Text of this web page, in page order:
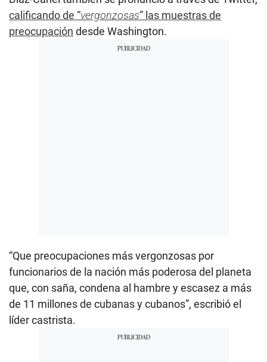
calificando de “vergonzosas” las muestras de
preocupación desde Washington.
“Que preocupaciones más vergonzosas por
funcionarios de la nación más poderosa del planeta
que, con saña, condena al hambre y escasez a más
de 11 millones de cubanas y cubanos”, escribió el
líder castrista.